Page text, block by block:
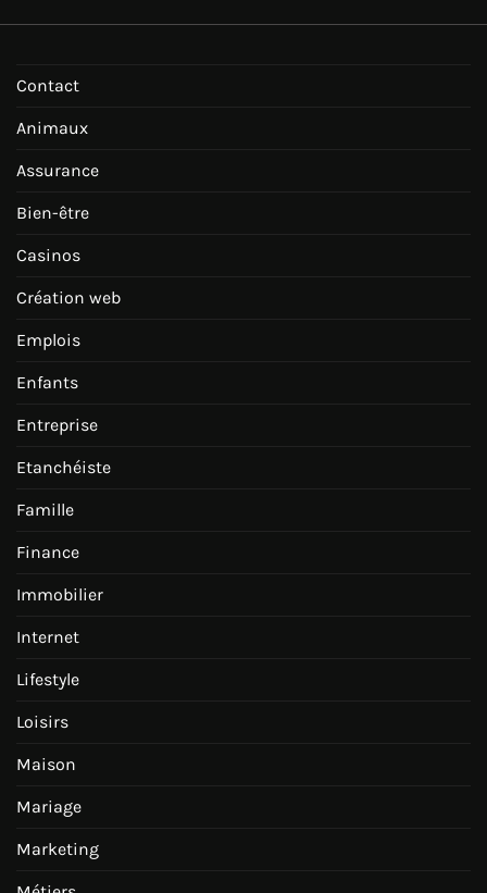
Contact
Animaux
Assurance
Bien-être
Casinos
Création web
Emplois
Enfants
Entreprise
Etanchéiste
Famille
Finance
Immobilier
Internet
Lifestyle
Loisirs
Maison
Mariage
Marketing